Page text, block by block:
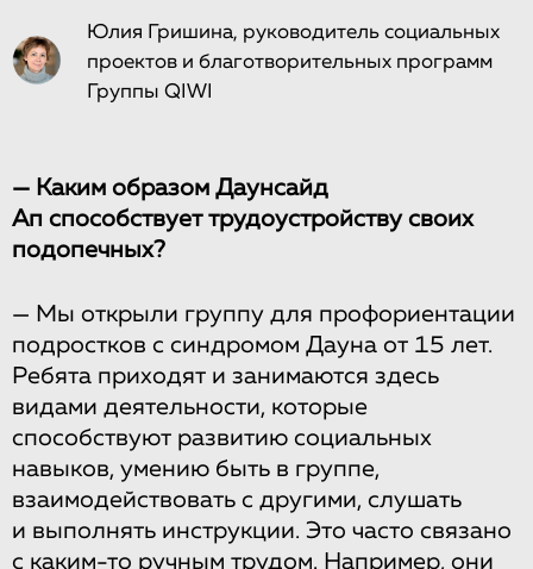
Юлия Гришина, руководитель социальных
проектов и благотворительных программ
Группы QIWI
— Каким образом Даунсайд
Ап способствует трудоустройству своих
подопечных?
— Мы открыли группу для профориентации
подростков с синдромом Дауна от 15 лет.
Ребята приходят и занимаются здесь
видами деятельности, которые
способствуют развитию социальных
навыков, умению быть в группе,
взаимодействовать с другими, слушать
и выполнять инструкции. Это часто связано
с каким-то ручным трудом. Например, они